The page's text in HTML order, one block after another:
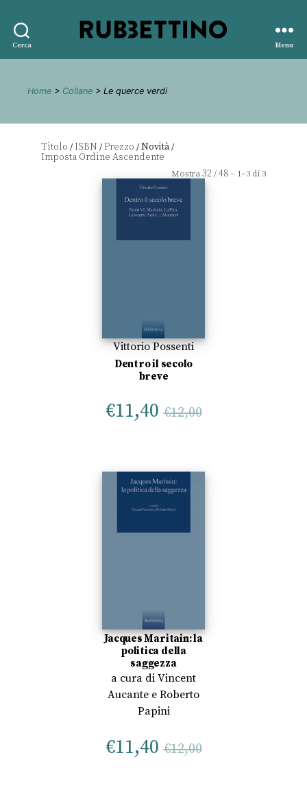
Cerca
editore
Menu
Home > Collane > Le querce verdi
Titolo /ISBN /Prezzo /Novità/
Mostra32/48– 1–3 di 3
Vittorio Possenti
Dentro il secolo
breve
€11,40 €12,00
Jacques Maritain: la
politica della
saggezza
a cura di Vincent
Aucante e Roberto
Papini
€11,40 €12,00